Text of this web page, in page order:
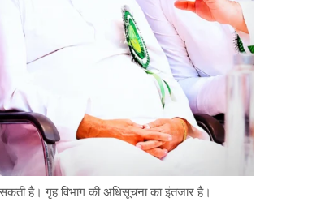
है। गृह विभाग की अधिसूचना का इंतजार है।